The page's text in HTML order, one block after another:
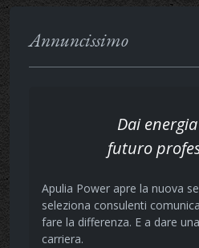
Annuncissimo
Dai
futuro
Apulia Power apre la nuova
seleziona consulenti
fare la differenza. E a dare
carriera.